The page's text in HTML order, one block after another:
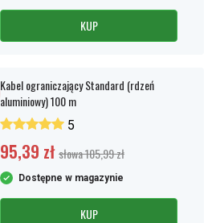
KUP
Kabel ograniczający Standard (rdzeń
aluminiowy) 100 m
5
95,39 zł słowa 105,99 zł
Dostępne w magazynie
KUP